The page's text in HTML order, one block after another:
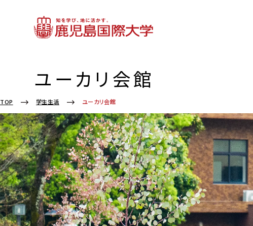
ユーカリ会館
TOP 学生生活 ユーカリ会館